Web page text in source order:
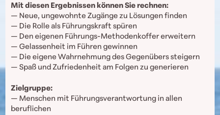
Mit diesen Ergebnissen können Sie rechnen:
— Neue, ungewohnte Zugänge zu Lösungen finden
— Die Rolle als Führungskraft spüren
— Den eigenen Führungs-Methodenkoffer erweitern
— Gelassenheit im Führen gewinnen
— Die eigene Wahrnehmung des Gegenübers steigern
— Spaß und Zufriedenheit am Folgen zu generieren
Zielgruppe:
— Menschen mit Führungsverantwortung in allen
beruflichen